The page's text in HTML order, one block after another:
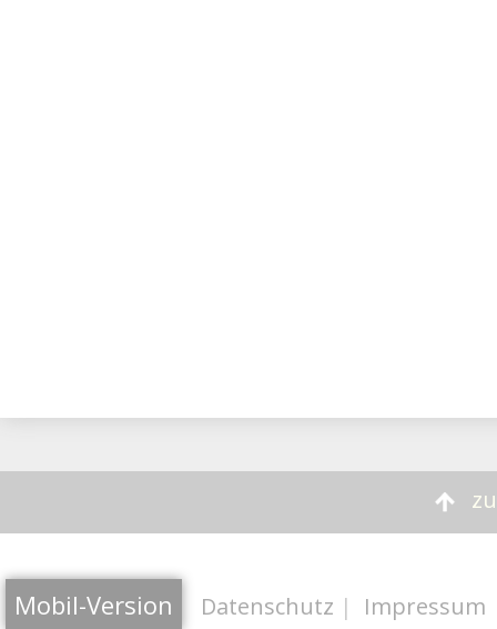
Mobil-Version Datenschutz | Impressum